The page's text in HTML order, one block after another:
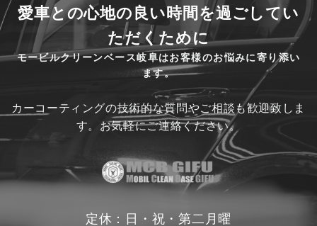
愛車との心地の良い時間を過ごしてい
ただくために
モービルクリーンベース岐阜はお客様のお悩みに寄り添い
ます。
カーコーティングの技術的な質問やご相談も歓迎致しま
す。お気軽にご連絡ください。
定休：日・祝・第二月曜